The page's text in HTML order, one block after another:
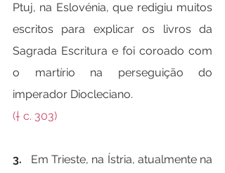
Ptuj, na Eslovénia, que redigiu muitos
escritos para explicar os livros da
Sagrada Escritura e foi coroado com
o martírio na perseguição do
imperador Diocleciano.
(† c. 303)
3. Em Trieste, na Ístria, atualmente na